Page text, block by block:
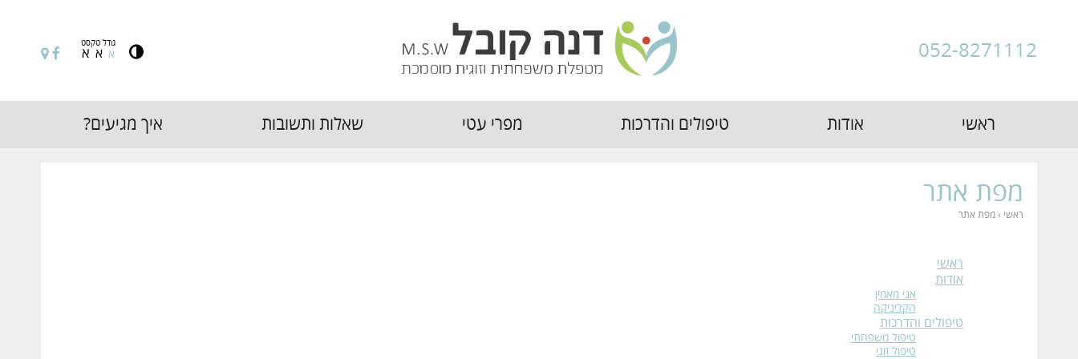
052-8271112 גודל טקסט
א א א 

ראשי אודות טיפולים והדרכות מפרי עטי שאלות ותשובות איך מגיעים?
מפת אתר
ראשי ›מפת אתר
ראשי
אודות
אני מאמין
הקליניקה
טיפולים והדרכות
טיפול משפחתי
טיפול זוגי